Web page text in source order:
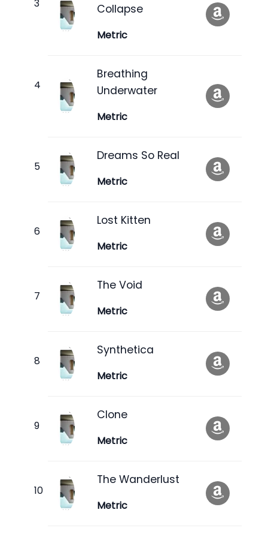
Collapse
Metric
Breathing
Underwater
Metric
Dreams So Real
Metric
Lost Kitten
Metric
The Void
Metric
Synthetica
Metric
Clone
Metric
The Wanderlust
Metric